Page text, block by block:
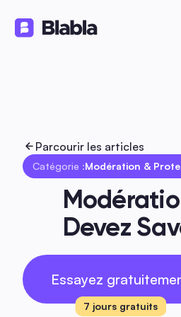
Parcourir les articles
Catégorie :Modération &
Devez
Essayez
7 jours gratuits